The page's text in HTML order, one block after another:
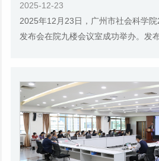
2025-12-23
2025年12月23日，广州市社会科学
发布会在院九楼会议室成功举办。发